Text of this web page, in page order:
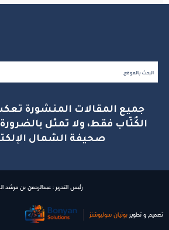
جميع المقالات المنشورة
الكُتّاب فقط، ولا تمثل
صحيفة الشمال
رئيس التحرير : عبدالرحمن بن مرشد
تصميم و تطوير بونیان سولیوشنز